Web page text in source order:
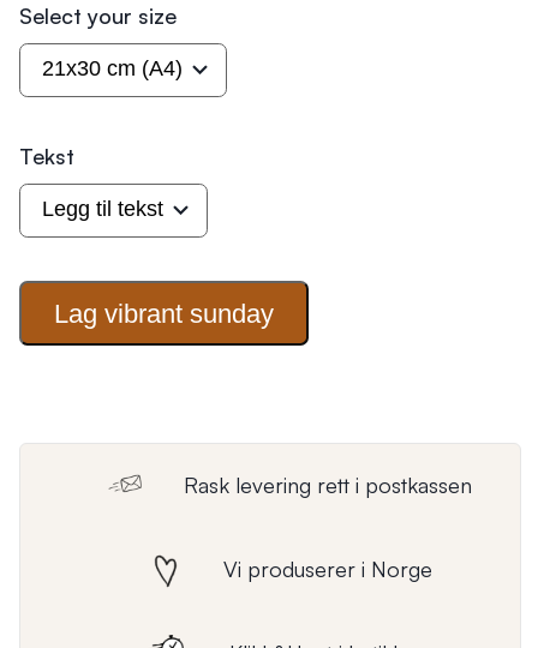
Select your size
Tekst
Lag vibrant sunday
Rask levering rett i postkassen
Vi produserer i Norge